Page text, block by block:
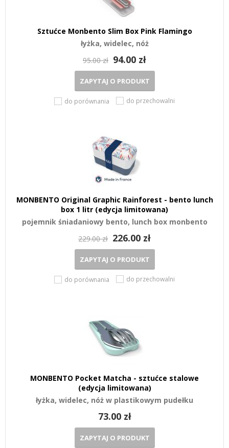
Sztućce Monbento Slim Box Pink Flamingo
łyżka, widelec, nóż
95.00 zł 94.00 zł
ZAPYTAJ O PRODUKT
do porównania do przechowalni
MONBENTO Original Graphic Rainforest - bento lunch
box 1 litr (edycja limitowana)
pojemnik śniadaniowy bento, lunch box monbento
229.00 zł 226.00 zł
ZAPYTAJ O PRODUKT
do porównania do przechowalni
MONBENTO Pocket Matcha - sztućce stalowe
(edycja limitowana)
łyżka, widelec, nóż w plastikowym pudełku
73.00 zł
ZAPYTAJ O PRODUKT